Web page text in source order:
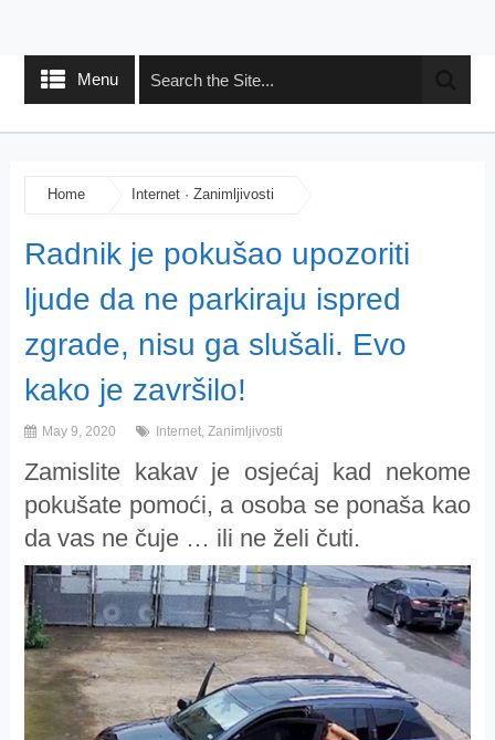
Menu
Home Internet· Zanimljivosti
Radnik je pokušao upozoriti
ljude da ne parkiraju ispred
zgrade, nisu ga slušali. Evo
kako je završilo!
May 9, 2020 Internet, Zanimljivosti
Zamislite kakav je osjećaj kad nekome
pokušate pomoći, a osoba se ponaša kao
da vas ne čuje … ili ne želi čuti.